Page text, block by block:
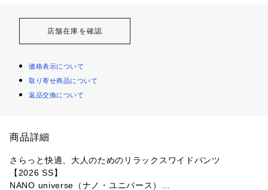
店舗在庫を確認
価格表示について
取り寄せ商品について
返品交換について
商品詳細
さらっと快適、大人のためのリラックスワイドパンツ
【2026 SS】
NANO universe（ナノ・ユニバース）